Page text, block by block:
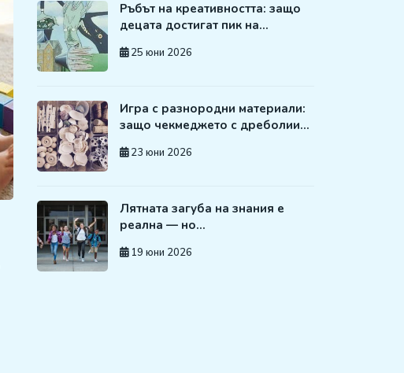
Ръбът на креативността: защо
децата достигат пик на…
25 юни 2026
Игра с разнородни материали:
защо чекмеджето с дреболии…
23 юни 2026
Лятната загуба на знания е
реална — но…
19 юни 2026